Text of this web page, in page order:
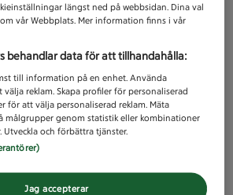
längst ned på webbsidan. Dina val
vår Webbplats. Mer information finns i vår
behandlar data för att tillhandahålla:
till information på en enhet. Använda
reklam. Skapa profiler för personaliserad
för att välja personaliserad reklam. Mäta
målgrupper genom statistik eller kombinationer
Utveckla och förbättra tjänster.
Jag accepterar